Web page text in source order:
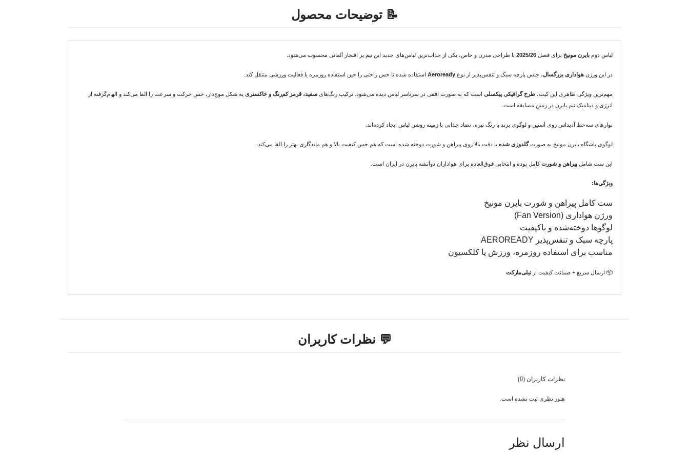
📝 توضیحات محصول
لباس دوم بایرن مونیخ برای فصل 2025/26 با طراحی مدرن و خاص، یکی از جذاب‌ترین لباس‌های جدید این تیم پر افتخار آلمانی محسوب می‌شود.
در این ورژن هواداری بزرگسال، جنس پارچه سبک و تنفس‌پذیر از نوع Aeroready استفاده شده تا حس راحتی را حین استفاده روزمره یا فعالیت ورزشی منتقل کند.
مهم‌ترین ویژگی ظاهری این کیت، طرح گرافیکی پیکسلی است که به صورت افقی در سرتاسر لباس دیده می‌شود. ترکیب رنگ‌های سفید، قرمز کم‌رنگ و خاکستری به شکل موج‌دار، حس حرکت و سرعت را القا می‌کند و الهام‌گرفته از
انرژی و دینامیک تیم بایرن در زمین مسابقه است.
نوارهای سه‌خط آدیداس روی آستین و لوگوی برند با رنگ تیره، تضاد جذابی با زمینه روشن لباس ایجاد کرده‌اند.
لوگوی باشگاه بایرن مونیخ به صورتگلدوزی شده با دقت بالا روی پیراهن و شورت دوخته شده است که هم حس کیفیت بالا و هم ماندگاری بهتر را القا می‌کند.
این ست شامل پیراهن و شورتکامل بوده و انتخابی فوق‌العاده برای هواداران دوآتشه بایرن در ایران است.
ویژگی‌ها:
ست کامل پیراهن و شورت بایرن مونیخ
ورژن هواداری (Fan Version)
لوگوها دوخته‌شده و باکیفیت
پارچه سبک و تنفس‌پذیر AEROREADY
مناسب برای استفاده روزمره، ورزش یا کلکسیون
📦 ارسال سریع + ضمانت کیفیت از نیلی‌مارکت
💬 نظرات کاربران
نظرات کاربران (0)
هنوز نظری ثبت نشده است.
ارسال نظر